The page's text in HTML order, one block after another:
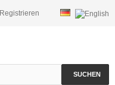
Registrieren
SUCHEN